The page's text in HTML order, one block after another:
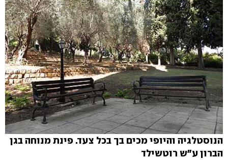
הנוסטלגיה והיופי מכים בך בכל צעד. פינת מנוחה בגן
הברון ע"ש רוטשילד